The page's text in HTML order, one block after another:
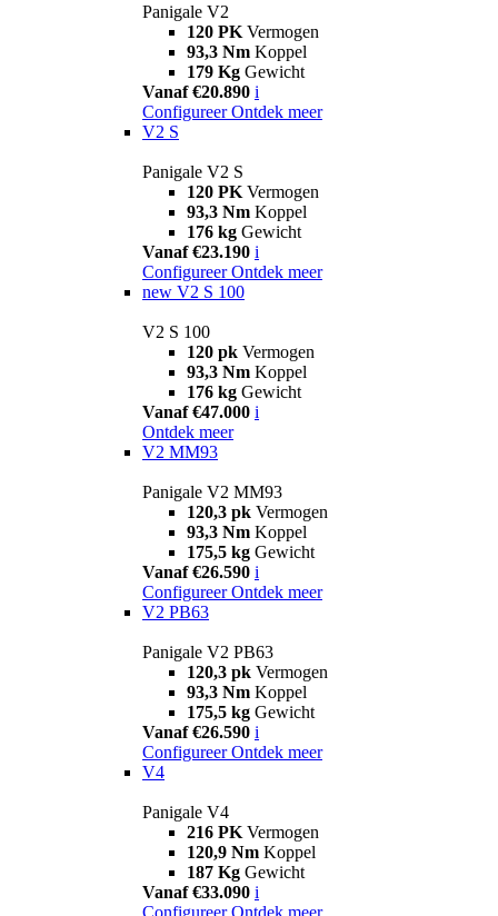
Panigale V2
120 PK Vermogen
93,3 Nm Koppel
179 Kg Gewicht
Vanaf €20.890 i
Configureer Ontdek meer
V2 S
Panigale V2 S
120 PK Vermogen
93,3 Nm Koppel
176 kg Gewicht
Vanaf €23.190 i
Configureer Ontdek meer
new V2 S 100
V2 S 100
120 pk Vermogen
93,3 Nm Koppel
176 kg Gewicht
Vanaf €47.000 i
Ontdek meer
V2 MM93
Panigale V2 MM93
120,3 pk Vermogen
93,3 Nm Koppel
175,5 kg Gewicht
Vanaf €26.590 i
Configureer Ontdek meer
V2 PB63
Panigale V2 PB63
120,3 pk Vermogen
93,3 Nm Koppel
175,5 kg Gewicht
Vanaf €26.590 i
Configureer Ontdek meer
V4
Panigale V4
216 PK Vermogen
120,9 Nm Koppel
187 Kg Gewicht
Vanaf €33.090 i
Configureer Ontdek meer